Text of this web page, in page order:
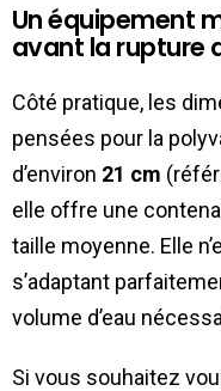
Un équipement
avant la rupture
Côté pratique, les
pensées pour la
d’environ 21 cm
elle offre une
taille moyenne. Elle
s’adaptant
volume d’eau
Si vous souhaitez